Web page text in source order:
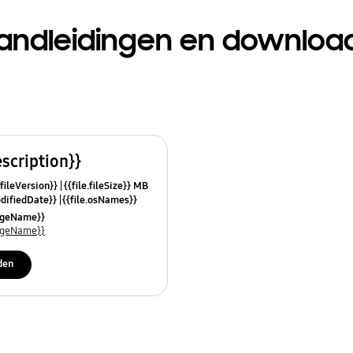
en
{{file.fileSize}} MB
{{file.osNames}}